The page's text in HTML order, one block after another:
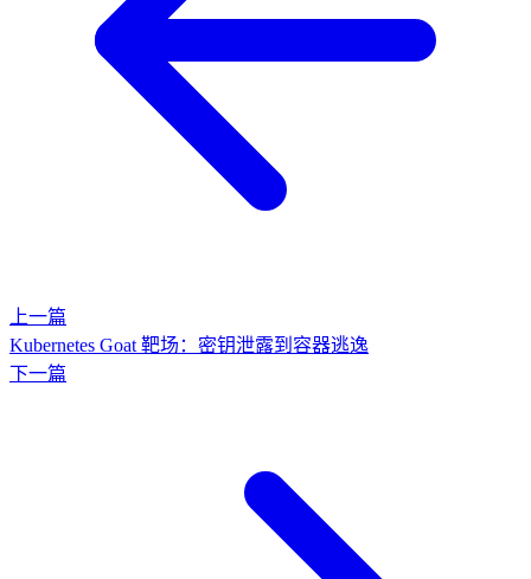
上一篇
Kubernetes Goat 靶场：密钥泄露到容器逃逸
下一篇